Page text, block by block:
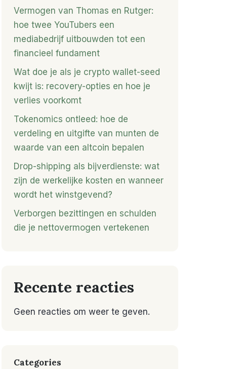
Vermogen van Thomas en Rutger:
hoe twee YouTubers een
mediabedrijf uitbouwden tot een
financieel fundament
Wat doe je als je crypto wallet-seed
kwijt is: recovery-opties en hoe je
verlies voorkomt
Tokenomics ontleed: hoe de
verdeling en uitgifte van munten de
waarde van een altcoin bepalen
Drop-shipping als bijverdienste: wat
zijn de werkelijke kosten en wanneer
wordt het winstgevend?
Verborgen bezittingen en schulden
die je nettovermogen vertekenen
Recente reacties
Geen reacties om weer te geven.
Categories